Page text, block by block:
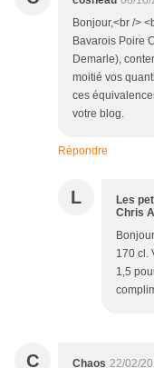
Bonjour,<br />
Bavarois Poire
Demarle),
moitié vos
ces
votre blog.
Répondre
L
Les
Chris
170 cl.
1,5
C Chaos 22/02/